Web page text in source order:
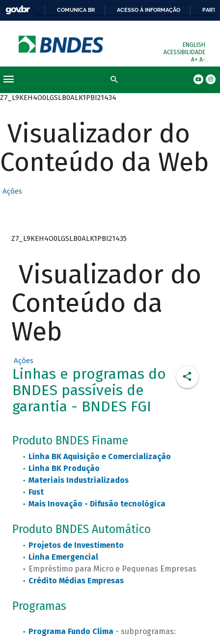
COMUNICA BR ACESSO À INFORMAÇÃO
ENGLISH
ACESSIBILIDADE
A+ A-
Z7_L9KEH4O0LGSLB0ALK1PBI21434
Visualizador do
Conteúdo da Web
Ações
Z7_L9KEH4O0LGSLB0ALK1PBI21435
Visualizador do
Conteúdo da
Web
Ações
Linhas e programas do
BNDES passíveis de
garantia - BNDES FGI
Produto BNDES Finame
Linha BK Aquisição e Comercialização
Linha BK Produção
Materiais Industrializados
Fust
Mais Inovação - Difusão tecnológica
Produto BNDES Automático
Projetos de Investimento
Linha Emergencial
Empréstimo para Micro e Pequenas Empresas
Crédito Médias Empresas
Programas
Programa Fundo Clima - subprogramas: